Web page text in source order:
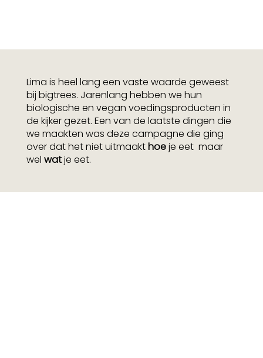
Lima is heel lang een vaste waarde geweest
bij bigtrees. Jarenlang hebben we hun
biologische en vegan voedingsproducten in
de kijker gezet. Een van de laatste dingen die
we maakten was deze campagne die ging
over dat het niet uitmaakthoeje eet maar
wel watje eet.